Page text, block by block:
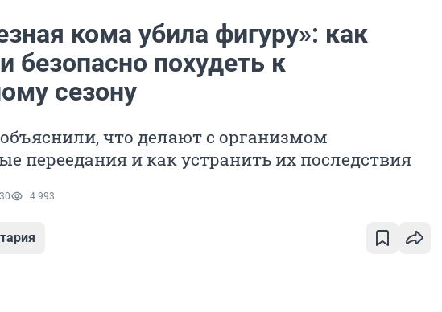
кома убила фигуру»: как
безопасно похудеть к
сезону
что делают с организмом
переедания и как устранить их последствия
4 993